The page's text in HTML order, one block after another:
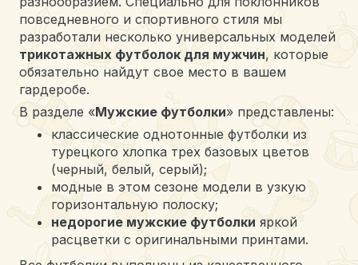
повседневного и спортивного стиля мы
разработали несколько универсальных моделей
трикотажных футболок для мужчин, которые
обязательно найдут свое место в вашем
гардеробе.
В разделе «Мужские футболки» представлены:
классические однотонные футболки из
турецкого хлопка трех базовых цветов
(черный, белый, серый);
модные в этом сезоне модели в узкую
горизонтальную полоску;
недорогие мужские футболки яркой
расцветки с оригинальными принтами.